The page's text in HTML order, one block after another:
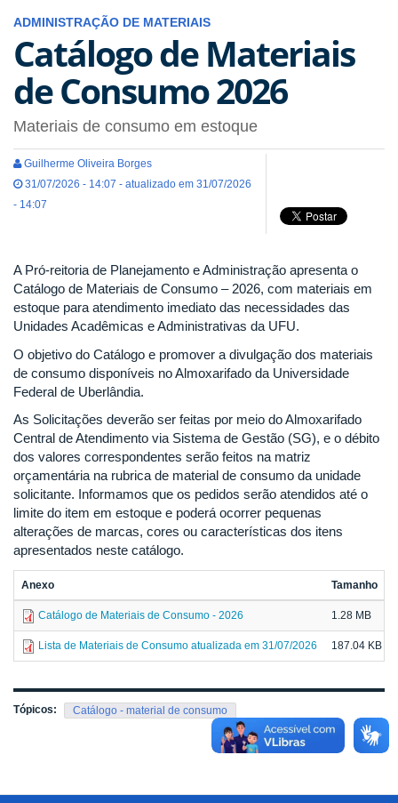
ADMINISTRAÇÃO DE MATERIAIS
Catálogo de Materiais
de Consumo 2026
Materiais de consumo em estoque
Guilherme Oliveira Borges
31/07/2026 - 14:07 - atualizado em 31/07/2026
- 14:07
A Pró-reitoria de Planejamento e Administração apresenta o
Catálogo de Materiais de Consumo – 2026, com materiais em
estoque para atendimento imediato das necessidades das
Unidades Acadêmicas e Administrativas da UFU.
O objetivo do Catálogo e promover a divulgação dos materiais
de consumo disponíveis no Almoxarifado da Universidade
Federal de Uberlândia.
As Solicitações deverão ser feitas por meio do Almoxarifado
Central de Atendimento via Sistema de Gestão (SG), e o débito
dos valores correspondentes serão feitos na matriz
orçamentária na rubrica de material de consumo da unidade
solicitante. Informamos que os pedidos serão atendidos até o
limite do item em estoque e poderá ocorrer pequenas
alterações de marcas, cores ou características dos itens
apresentados neste catálogo.
Anexo Tamanho
Catálogo de Materiais de Consumo - 2026 1.28 MB
Lista de Materiais de Consumo atualizada em 31/07/2026 187.04 KB
Tópicos: Catálogo - material de consumo